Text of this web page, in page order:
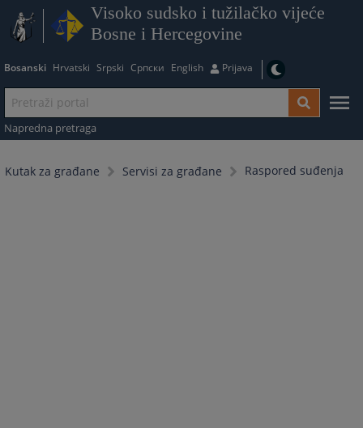
Visoko sudsko i tužilačko vijeće
Bosne i Hercegovine
Bosanski Hrvatski Srpski Српски English Prijava
Napredna pretraga
Kutak za građane Servisi za građane Raspored suđenja